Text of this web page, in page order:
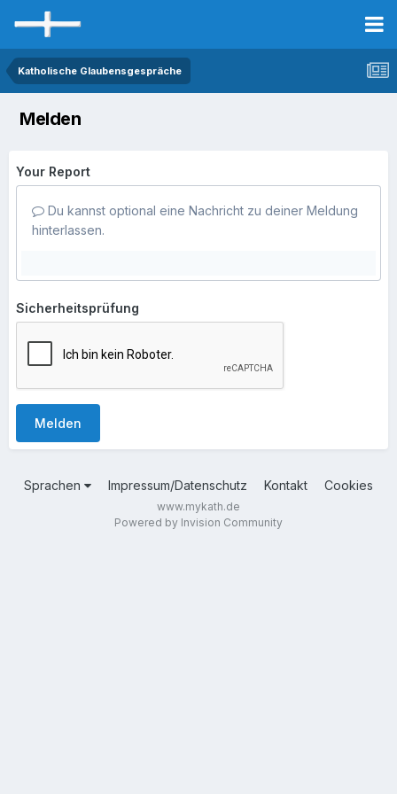
Katholische Glaubensgespräche
Melden
Your Report
Du kannst optional eine Nachricht zu deiner Meldung
hinterlassen.
Sicherheitsprüfung
Melden
Sprachen Impressum/Datenschutz Kontakt Cookies
www.mykath.de
Powered by Invision Community